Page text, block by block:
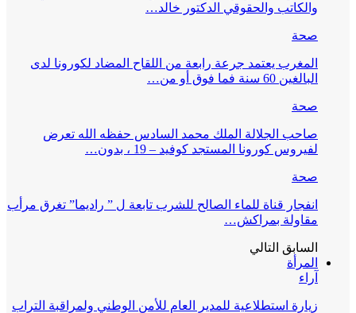
والكاتب والحقوقي الدكتور خالد…
صحة
المغرب يعتمد جرعة رابعة من اللقاح المضاد لكورونا لدى
البالغين 60 سنة فما فوق أو من…
صحة
صاحب الجلالة الملك محمد السادس حفظه الله تعرض
لفيروس كورونا المستجد كوفيد – 19 ، بدون…
صحة
انفجار قناة للماء الصالح للشرب تابعة ل ” راديما” تغرق مرأب
مقاولة بمراكش…
السابق التالي
المرأة
آراء
زيارة استطلاعية للمدير العام للأمن الوطني ولمراقبة التراب